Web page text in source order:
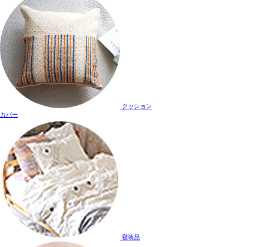
クッション
カバー
寝装品